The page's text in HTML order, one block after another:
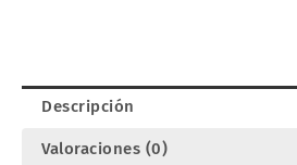
Descripción
Valoraciones (0)